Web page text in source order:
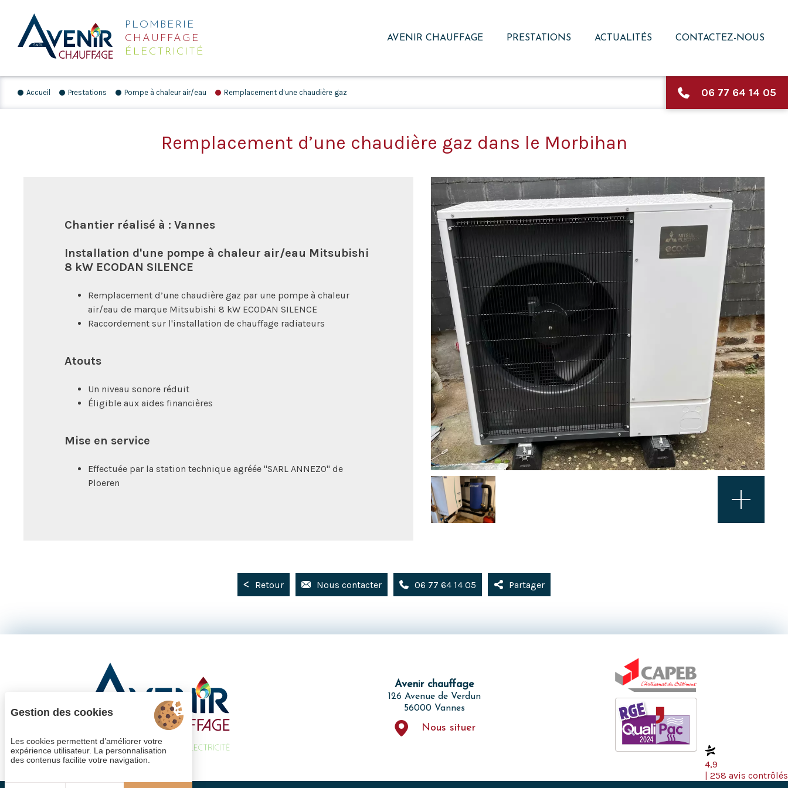
PLOMBERIE
CHAUFFAGE
ÉLECTRICITÉ
AVENIR CHAUFFAGE PRESTATIONS ACTUALITÉS CONTACTEZ-NOUS
06 77 64 14 05
4,9
| 258 avis contrôlés
Accueil Prestations Pompe à chaleur air/eau Remplacement d’une chaudière gaz
Remplacement d’une chaudière gaz dans le Morbihan
Chantier réalisé à : Vannes
Installation d'une pompe à chaleur air/eau Mitsubishi
8 kW ECODAN SILENCE
Remplacement d’une chaudière gaz par une pompe à chaleur
air/eau de marque Mitsubishi 8 kW ECODAN SILENCE
Raccordement sur l'installation de chauffage radiateurs
Atouts
Un niveau sonore réduit
Éligible aux aides financières
Mise en service
Effectuée par la station technique agréée "SARL ANNEZO" de
Ploeren
Retour Nous contacter 06 77 64 14 05 Partager
Avenir chauffage
126 Avenue de Verdun
56000 Vannes
Nous situer
Gestion des cookies
Les cookies permettent d’améliorer votre
expérience utilisateur. La personnalisation
des contenus facilite votre navigation.